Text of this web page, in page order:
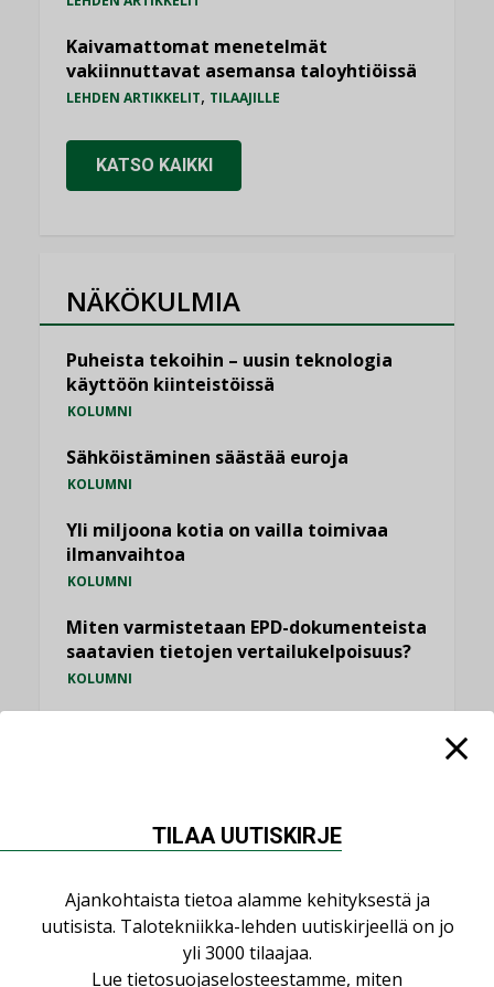
Kaivamattomat menetelmät
vakiinnuttavat asemansa taloyhtiöissä
LEHDEN ARTIKKELIT, TILAAJILLE
KATSO KAIKKI
NÄKÖKULMIA
Puheista tekoihin – uusin teknologia
käyttöön kiinteistöissä
KOLUMNI
Sähköistäminen säästää euroja
KOLUMNI
Yli miljoona kotia on vailla toimivaa
ilmanvaihtoa
KOLUMNI
Miten varmistetaan EPD-dokumenteista
saatavien tietojen vertailukelpoisuus?
KOLUMNI
KATSO KAIKKI
TILAA UUTISKIRJE
Ajankohtaista tietoa alamme kehityksestä ja
uutisista. Talotekniikka-lehden uutiskirjeellä on jo
yli 3000 tilaajaa.
Lue tietosuojaselosteestamme, miten